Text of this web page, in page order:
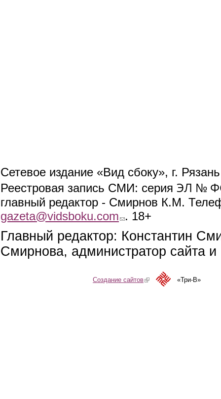
Сетевое издание «Вид сбоку», г.
Реестровая запись СМИ: серия ЭЛ №
главный редактор - Смирнов К.М.
gazeta@vidsboku.com (link sends e-mail)
. 18+
Главный редактор: Константин
Смирнова, администратор сайта
Создание сайтов(link is external)«Три-В»